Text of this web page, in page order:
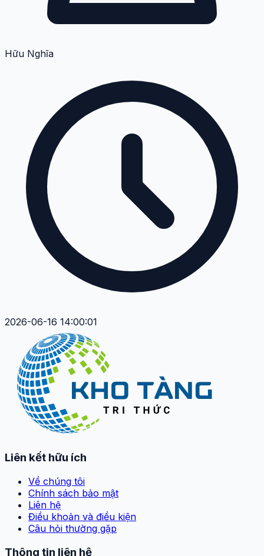
Hữu Nghĩa
2026-06-16 14:00:01
Liên kết hữu ích
Về chúng tôi
Chính sách bảo mật
Liên hệ
Điều khoản và điều kiện
Câu hỏi thường gặp
Thông tin liên hệ